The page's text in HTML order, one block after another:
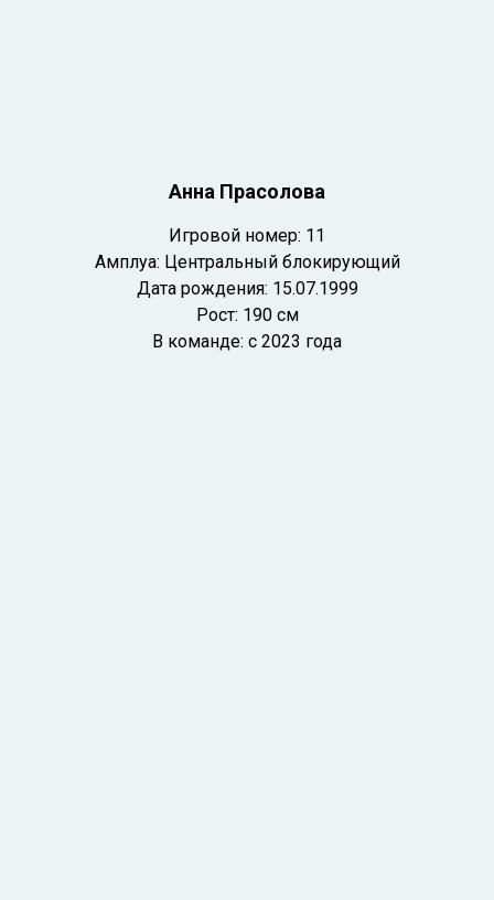
Анна Прасолова
Игровой номер: 11
Амплуа: Центральный блокирующий
Дата рождения: 15.07.1999
Рост: 190 см
В команде: с 2023 года